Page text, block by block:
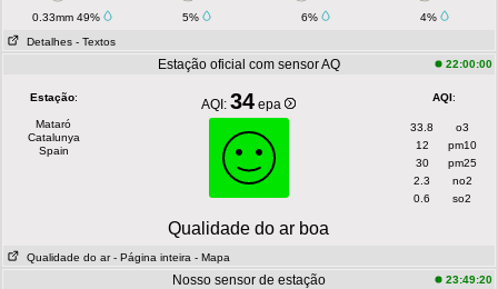
0.33mm 49%
5% 6%
4%
Detalhes - Textos
Estação oficial com sensor AQ 22:00:00
Estação:
Mataró
Catalunya
Spain
AQI:34 epa AQI:
33.8
o3
12
pm10
30
pm25
2.3
no2
0.6
so2
Qualidade do ar boa
Qualidade do ar - Página inteira - Mapa
Nosso sensor de estação 23:49:20